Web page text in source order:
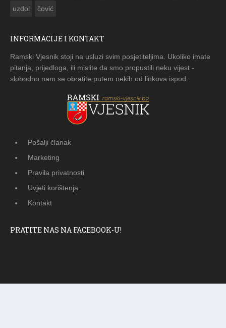
uzdol čović
INFORMACIJE I KONTAKT
Ramski Vjesnik stoji na usluzi svim posjetiteljima. Ukoliko imate
pitanja, prijedloga, ili mislite da smo propustili neku vijest -
slobodno nam se obratite putem nekih od linkova ispod.
Pošalji članak
Marketing
Pravila privatnosti
Uvjeti korištenja
Kontakt
PRATITE NAS NA FACEBOOK-U!